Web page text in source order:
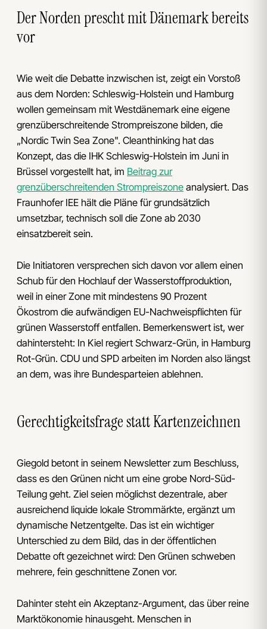
Der Norden prescht mit Dänemark bereits
vor
Wie weit die Debatte inzwischen ist, zeigt ein Vorstoß
aus dem Norden: Schleswig-Holstein und Hamburg
wollen gemeinsam mit Westdänemark eine eigene
grenzüberschreitende Strompreiszone bilden, die
„Nordic Twin Sea Zone". Cleanthinking hat das
Konzept, das die IHK Schleswig-Holstein im Juni in
Brüssel vorgestellt hat, im Beitrag zur
grenzüberschreitenden Strompreiszone analysiert. Das
Fraunhofer IEE hält die Pläne für grundsätzlich
umsetzbar, technisch soll die Zone ab 2030
einsatzbereit sein.
Die Initiatoren versprechen sich davon vor allem einen
Schub für den Hochlauf der Wasserstoffproduktion,
weil in einer Zone mit mindestens 90 Prozent
Ökostrom die aufwändigen EU-Nachweispflichten für
grünen Wasserstoff entfallen. Bemerkenswert ist, wer
dahintersteht: In Kiel regiert Schwarz-Grün, in Hamburg
Rot-Grün. CDU und SPD arbeiten im Norden also längst
an dem, was ihre Bundesparteien ablehnen.
Gerechtigkeitsfrage statt Kartenzeichnen
Giegold betont in seinem Newsletter zum Beschluss,
dass es den Grünen nicht um eine grobe Nord-Süd-
Teilung geht. Ziel seien möglichst dezentrale, aber
ausreichend liquide lokale Strommärkte, ergänzt um
dynamische Netzentgelte. Das ist ein wichtiger
Unterschied zu dem Bild, das in der öffentlichen
Debatte oft gezeichnet wird: Den Grünen schweben
mehrere, fein geschnittene Zonen vor.
Dahinter steht ein Akzeptanz-Argument, das über reine
Marktökonomie hinausgeht. Menschen in